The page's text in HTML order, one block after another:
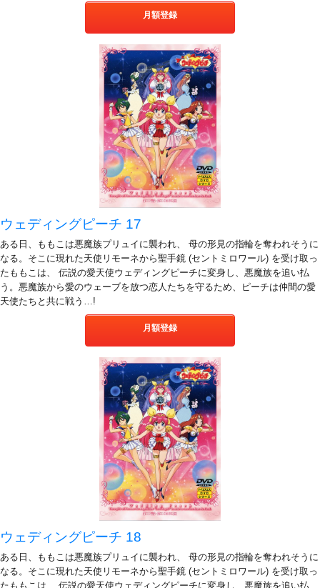
月額登録
ウェディングピーチ 17
ある日、ももこは悪魔族プリュイに襲われ、 母の形見の指輪を奪われそうに
なる。そこに現れた天使リモーネから聖手鏡 (セントミロワール) を受け取っ
たももこは、 伝説の愛天使ウェディングピーチに変身し、悪魔族を追い払
う。悪魔族から愛のウェーブを放つ恋人たちを守るため、ピーチは仲間の愛
天使たちと共に戦う…!
月額登録
ウェディングピーチ 18
ある日、ももこは悪魔族プリュイに襲われ、 母の形見の指輪を奪われそうに
なる。そこに現れた天使リモーネから聖手鏡 (セントミロワール) を受け取っ
たももこは、 伝説の愛天使ウェディングピーチに変身し、悪魔族を追い払